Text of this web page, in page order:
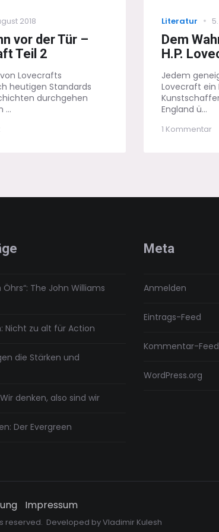
2018
vor der Tür –
Teil 2
Lovecrafts
heutigen Standards
durchgehen
...
on
Categories
Literatur
on
Dem
H.P.
Jedem
Lovecraft ein
England ü...
1 Kommentarzu
The John Williams
Nicht zu alt für Action
die Stärken und
denken, also sind wir
Der Evergreen
Meta
Anmelden
Eintrags-Feed
Kommentar-Feed
WordPress.org
Impressum
reserved. Developed byVladimir Kulesh